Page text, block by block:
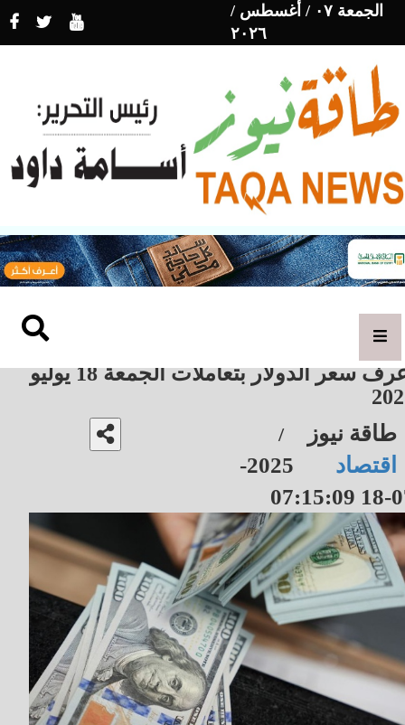
الجمعة ٠٧ / أغسطس /
٢٠٢٦
اعرف سعر الدولار بتعاملات الجمعة 18 يوليو
طاقة نيوز /
اقتصاد
2025-
07-18